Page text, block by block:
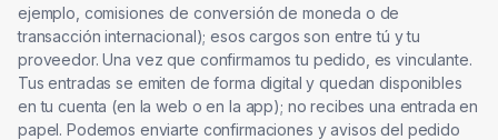
ejemplo, comisiones de conversión de moneda o de
transacción internacional); esos cargos son entre tú y tu
proveedor. Una vez que confirmamos tu pedido, es vinculante.
Tus entradas se emiten de forma digital y quedan disponibles
en tu cuenta (en la web o en la app); no recibes una entrada en
papel. Podemos enviarte confirmaciones y avisos del pedido